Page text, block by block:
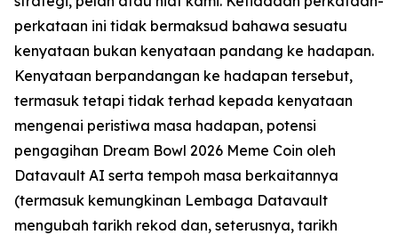
perkataan ini tidak bermaksud bahawa sesuatu
kenyataan bukan kenyataan pandang ke hadapan.
Kenyataan berpandangan ke hadapan tersebut,
termasuk tetapi tidak terhad kepada kenyataan
mengenai peristiwa masa hadapan, potensi
pengagihan Dream Bowl 2026 Meme Coin oleh
Datavault AI serta tempoh masa berkaitannya
(termasuk kemungkinan Lembaga Datavault
mengubah tarikh rekod dan, seterusnya, tarikh